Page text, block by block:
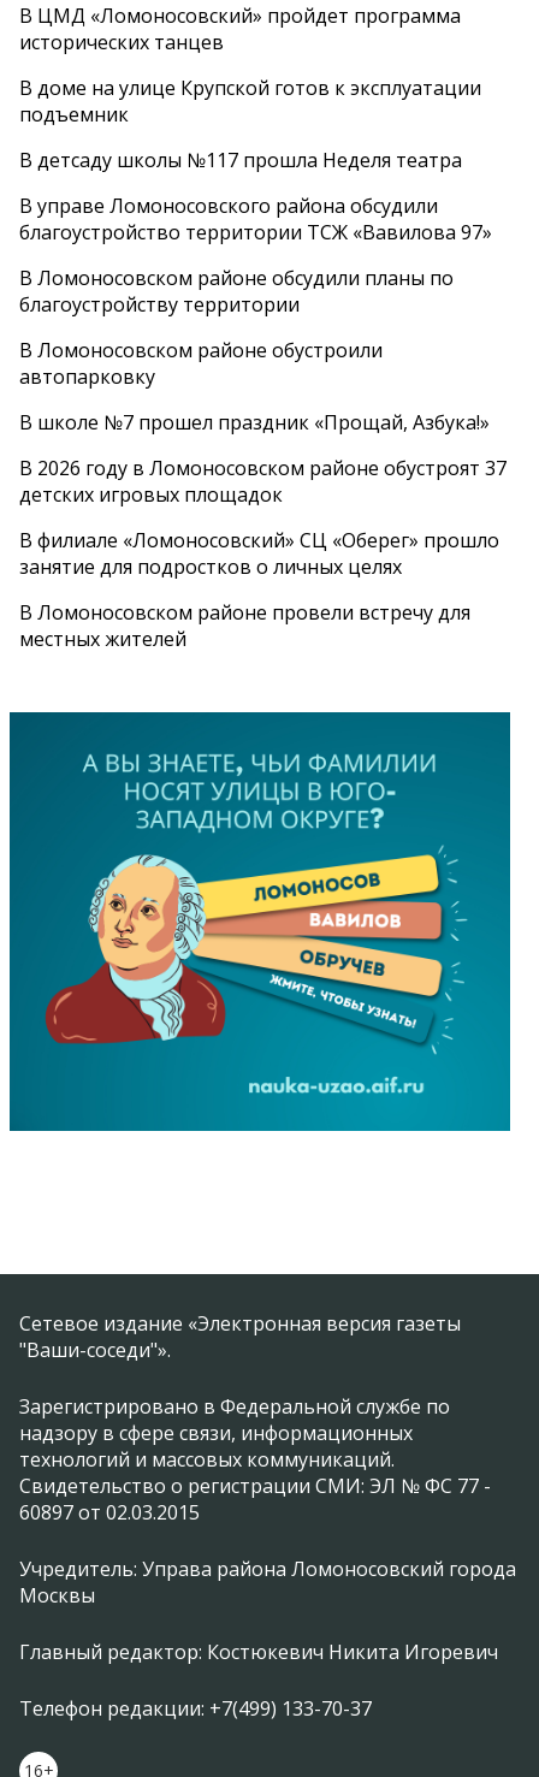
В ЦМД «Ломоносовский» пройдет программа
исторических танцев
В доме на улице Крупской готов к эксплуатации
подъемник
В детсаду школы №117 прошла Неделя театра
В управе Ломоносовского района обсудили
благоустройство территории ТСЖ «Вавилова 97»
В Ломоносовском районе обсудили планы по
благоустройству территории
В Ломоносовском районе обустроили
автопарковку
В школе №7 прошел праздник «Прощай, Азбука!»
В 2026 году в Ломоносовском районе обустроят 37
детских игровых площадок
В филиале «Ломоносовский» СЦ «Оберег» прошло
занятие для подростков о личных целях
В Ломоносовском районе провели встречу для
местных жителей
Сетевое издание «Электронная версия газеты
"Ваши-соседи"».
Зарегистрировано в Федеральной службе по
надзору в сфере связи, информационных
технологий и массовых коммуникаций.
Свидетельство о регистрации СМИ: ЭЛ № ФС 77 -
60897 от 02.03.2015
Учредитель: Управа района Ломоносовский города
Москвы
Главный редактор: Костюкевич Никита Игоревич
Телефон редакции: +7(499) 133-70-37
16+